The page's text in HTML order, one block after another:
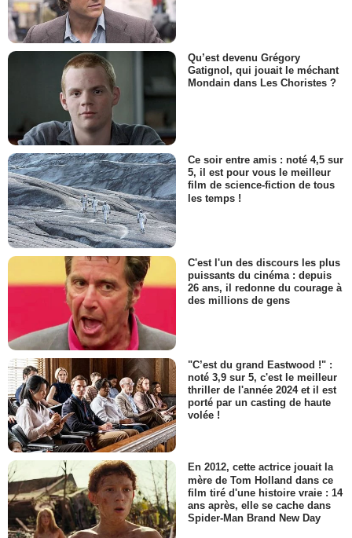
Qu’est devenu Grégory
Gatignol, qui jouait le méchant
Mondain dans Les Choristes ?
Ce soir entre amis : noté 4,5 sur
5, il est pour vous le meilleur
film de science-fiction de tous
les temps !
C'est l'un des discours les plus
puissants du cinéma : depuis
26 ans, il redonne du courage à
des millions de gens
"C’est du grand Eastwood !" :
noté 3,9 sur 5, c'est le meilleur
thriller de l'année 2024 et il est
porté par un casting de haute
volée !
En 2012, cette actrice jouait la
mère de Tom Holland dans ce
film tiré d'une histoire vraie : 14
ans après, elle se cache dans
Spider-Man Brand New Day